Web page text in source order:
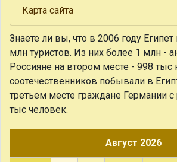
Карта сайта
Знаете ли вы, что в 2006 году
млн туристов. Из них более 1 млн -
Россияне на втором месте - 998 тыс
соотечественников побывали в
третьем месте граждане Германии с
тыс человек.
Август 2026